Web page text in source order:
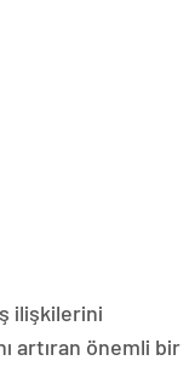
ilişkilerini
artıran önemli bir